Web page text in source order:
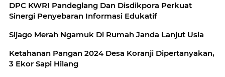
DPC KWRI Pandeglang Dan Disdikpora Perkuat
Sinergi Penyebaran Informasi Edukatif
Sijago Merah Ngamuk Di Rumah Janda Lanjut Usia
Ketahanan Pangan 2024 Desa Koranji Dipertanyakan,
3 Ekor Sapi Hilang